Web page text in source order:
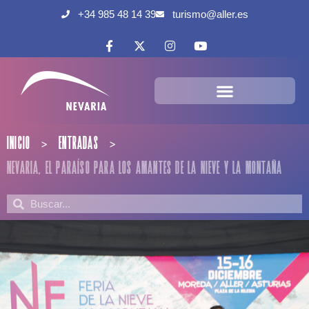
+34 985 48 14 39 turismo@aller.es
INICIO > ENTRADAS >
NEVARIA, EL PARAÍSO PARA LOS AMANTES DE LA NIEVE Y LA MONTAÑA